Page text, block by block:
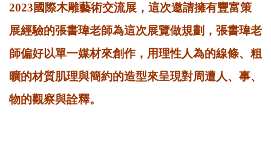
2023國際木雕藝術交流展，這次邀請擁有豐富策
展經驗的張書瑋老師為這次展覽做規劃，張書瑋老
師偏好以單一媒材來創作，用理性人為的線條、粗
曠的材質肌理與簡約的造型來呈現對周遭人、事、
物的觀察與詮釋。